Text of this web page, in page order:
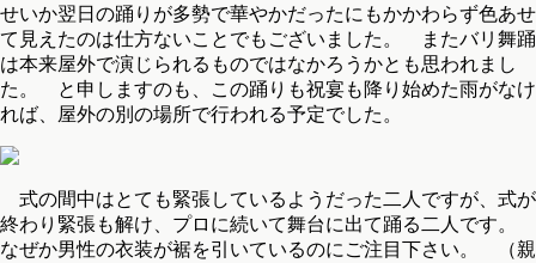
せいか翌日の踊りが多勢で華やかだったにもかかわらず色あせ
て見えたのは仕方ないことでもございました。 またバリ舞踊
は本来屋外で演じられるものではなかろうかとも思われまし
た。 と申しますのも、この踊りも祝宴も降り始めた雨がなけ
れば、屋外の別の場所で行われる予定でした。
式の間中はとても緊張しているようだった二人ですが、式が
終わり緊張も解け、プロに続いて舞台に出て踊る二人です。
なぜか男性の衣装が裾を引いているのにご注目下さい。 （親